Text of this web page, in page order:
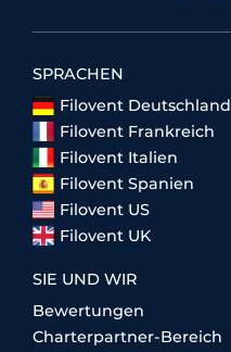
SPRACHEN
Filovent Deutschland
Filovent Frankreich
Filovent Italien
Filovent Spanien
Filovent US
Filovent UK
SIE UND WIR
Bewertungen
Charterpartner-Bereich